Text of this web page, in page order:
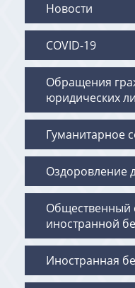
Новости
COVID-19
Обращения
юридических
Гуманитарное
Оздоровление
Общественный
иностранной
Иностранная